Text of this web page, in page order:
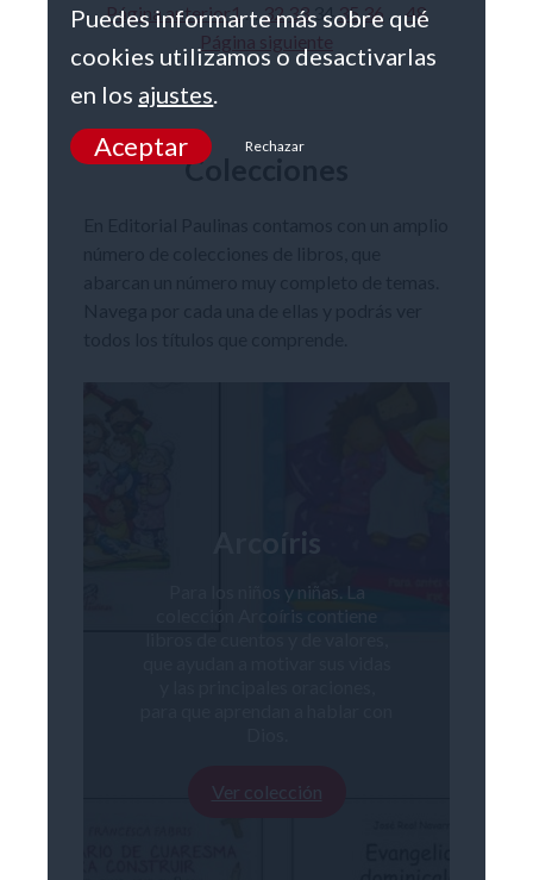
Página anterior1… 323334 3536 … 48
Página siguiente
Colecciones
Arcoíris
Para los niños y niñas. La
colección Arcoíris contiene
Ver colección
Puedes informarte más sobre qué
cookies utilizamos o desactivarlas
en los ajustes.
Aceptar Rechazar